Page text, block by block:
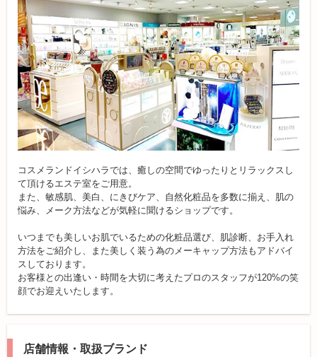
コスメランドイシハラでは、癒しの空間でゆったりとリラックスし
て頂けるエステ室をご用意。
また、敏感肌、美白、にきびケア、自然化粧品を多数に揃え、肌の
悩み、メーク方法などが気軽に聞けるショップです。
いつまでも美しいお肌でいるための化粧品選び、肌診断、お手入れ
方法をご紹介し、また美しく装う為のメーキャップ方法もアドバイ
スしております。
お客様との出逢い・時間を大切に考えたプロのスタッフが120%の笑
顔でお迎えいたします。
店舗情報・取扱ブランド